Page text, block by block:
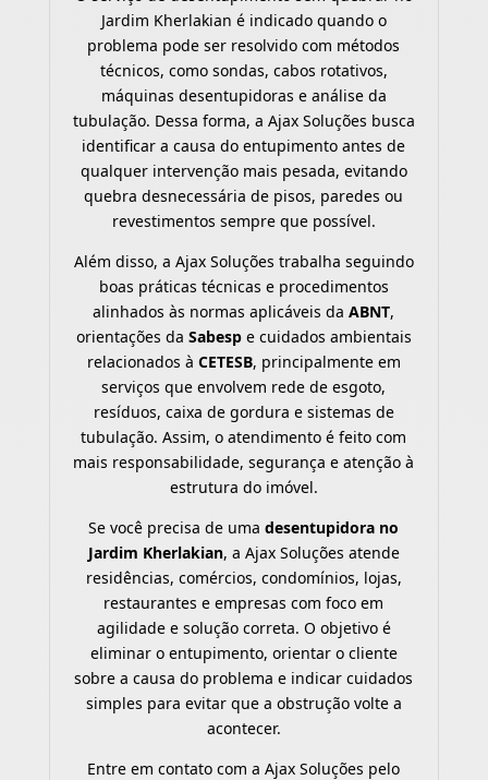
Jardim Kherlakian é indicado quando o
problema pode ser resolvido com métodos
técnicos, como sondas, cabos rotativos,
máquinas desentupidoras e análise da
tubulação. Dessa forma, a Ajax Soluções busca
identificar a causa do entupimento antes de
qualquer intervenção mais pesada, evitando
quebra desnecessária de pisos, paredes ou
revestimentos sempre que possível.
Além disso, a Ajax Soluções trabalha seguindo
boas práticas técnicas e procedimentos
alinhados às normas aplicáveis daABNT,
orientações da Sabespe cuidados ambientais
relacionados à CETESB, principalmente em
serviços que envolvem rede de esgoto,
resíduos, caixa de gordura e sistemas de
tubulação. Assim, o atendimento é feito com
mais responsabilidade, segurança e atenção à
estrutura do imóvel.
Se você precisa de umadesentupidora no
Jardim Kherlakian, a Ajax Soluções atende
residências, comércios, condomínios, lojas,
restaurantes e empresas com foco em
agilidade e solução correta. O objetivo é
eliminar o entupimento, orientar o cliente
sobre a causa do problema e indicar cuidados
simples para evitar que a obstrução volte a
acontecer.
Entre em contato com a Ajax Soluções pelo